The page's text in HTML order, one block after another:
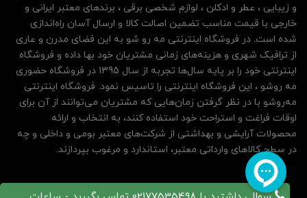
و زیبایی ، عطر و ادکلن ، لوازم شخصی برقی ، برندهای معتبر ایرانی و
خارجی با قیمت مناسب تضمین اصالت کالا و ارسال آسان راه‌اندازی
شده است. در فروشگاه اینترنتی مه رو شو به این فضای مدرن و عاری
از ترافیک شهری و هزینه‌های زمانی مشتریان خود بها داده و فروشگاه
اینترنتی خود را بر پایه سال‌ها تجربه از سال 1395 در فروشگاه حضوری
مه روشو ، این فروشگاه اینترنتی را تاسیس نمود. فروشگاه اینترنتی
مه‌رو‌شو با در نظر گرفتن زمان‌هایی که مشتریان می‌توانند از آن‌ برای
اوقات فراغت و استراحت خود استفاده کنند، به انتخاب و ارائه
محصولات آرایشی و بهداشتی از شرکت‌های معتبر بومی و داخلی و چه
در سطح کالاهای وارداتی معتبر، استاندارد و مرغوب بپردازند.